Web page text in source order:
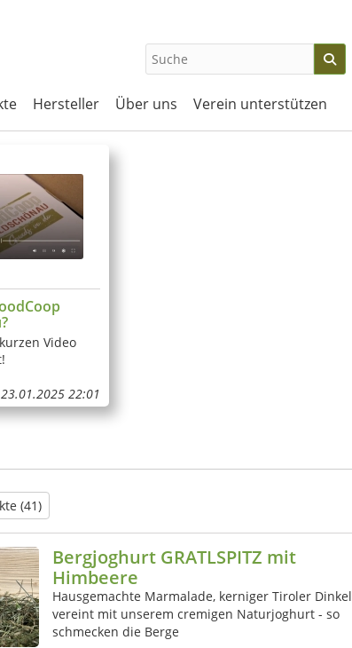
Hersteller Über uns Verein unterstützen
Video
23.01.2025 22:01
(41)
Bergjoghurt GRATLSPITZ mit
Himbeere
Hausgemachte Marmalade, kerniger Tiroler Dinkel
vereint mit unserem cremigen Naturjoghurt - so
schmecken die Berge